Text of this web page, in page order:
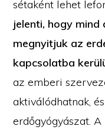
sétaként lehet
jelenti, hogy
megnyitjuk az
kapcsolatba
az emberi
aktiválódhatnak,
erdőgyógyászat.